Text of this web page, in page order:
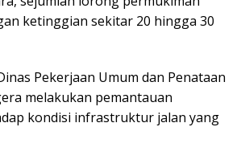
ketinggian sekitar 20 hingga 30
Pekerjaan Umum dan Penataan
melakukan pemantauan
kondisi infrastruktur jalan yang